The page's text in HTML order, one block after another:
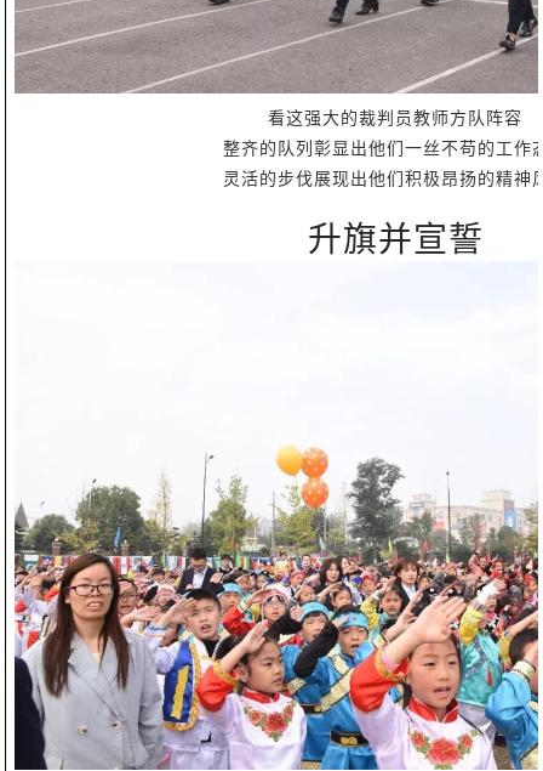
看这强大的裁判员教师方队阵容
整齐的队列彰显出他们一丝不苟的工作
灵活的步伐展现出他们积极昂扬的精神
升旗并宣誓